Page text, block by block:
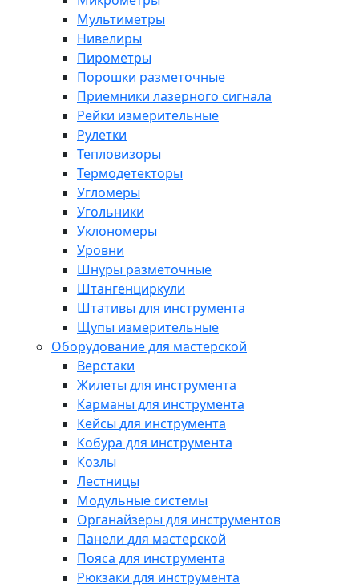
Мультиметры
Нивелиры
Пирометры
Порошки разметочные
Приемники лазерного сигнала
Рейки измерительные
Рулетки
Тепловизоры
Термодетекторы
Угломеры
Угольники
Уклономеры
Уровни
Шнуры разметочные
Штангенциркули
Штативы для инструмента
Щупы измерительные
Оборудование для мастерской
Верстаки
Жилеты для инструмента
Карманы для инструмента
Кейсы для инструмента
Кобура для инструмента
Козлы
Лестницы
Модульные системы
Органайзеры для инструментов
Панели для мастерской
Пояса для инструмента
Рюкзаки для инструмента